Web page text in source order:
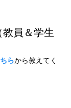
員＆学生
らから教えてく